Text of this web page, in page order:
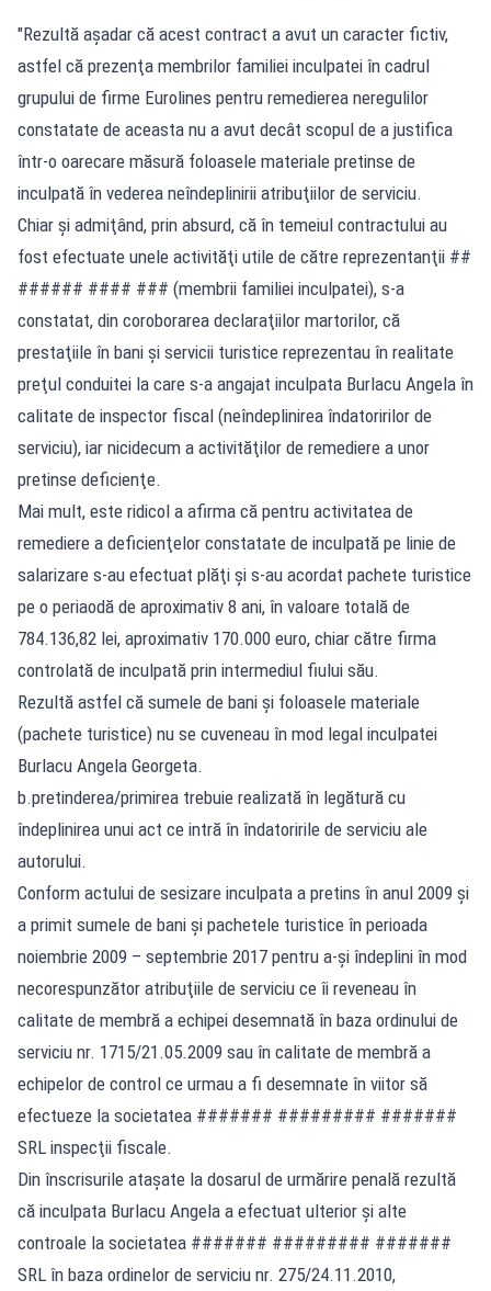
"Rezultă aşadar că acest contract a avut un caracter fictiv,
astfel că prezenţa membrilor familiei inculpatei în cadrul
grupului de firme Eurolines pentru remedierea neregulilor
constatate de aceasta nu a avut decât scopul de a justifica
într-o oarecare măsură foloasele materiale pretinse de
inculpată în vederea neîndeplinirii atribuţiilor de serviciu.
Chiar şi admiţând, prin absurd, că în temeiul contractului au
fost efectuate unele activităţi utile de către reprezentanţii ##
###### #### ### (membrii familiei inculpatei), s-a
constatat, din coroborarea declaraţiilor martorilor, că
prestaţiile în bani şi servicii turistice reprezentau în realitate
preţul conduitei la care s-a angajat inculpata Burlacu Angela în
calitate de inspector fiscal (neîndeplinirea îndatoririlor de
serviciu), iar nicidecum a activităţilor de remediere a unor
pretinse deficienţe.
Mai mult, este ridicol a afirma că pentru activitatea de
remediere a deficienţelor constatate de inculpată pe linie de
salarizare s-au efectuat plăţi şi s-au acordat pachete turistice
pe o periaodă de aproximativ 8 ani, în valoare totală de
784.136,82 lei, aproximativ 170.000 euro, chiar către firma
controlată de inculpată prin intermediul fiului său.
Rezultă astfel că sumele de bani şi foloasele materiale
(pachete turistice) nu se cuveneau în mod legal inculpatei
Burlacu Angela Georgeta.
b.pretinderea/primirea trebuie realizată în legătură cu
îndeplinirea unui act ce intră în îndatoririle de serviciu ale
autorului.
Conform actului de sesizare inculpata a pretins în anul 2009 şi
a primit sumele de bani şi pachetele turistice în perioada
noiembrie 2009 – septembrie 2017 pentru a-şi îndeplini în mod
necorespunzător atribuţiile de serviciu ce îi reveneau în
calitate de membră a echipei desemnată în baza ordinului de
serviciu nr. 1715/21.05.2009 sau în calitate de membră a
echipelor de control ce urmau a fi desemnate în viitor să
efectueze la societatea ####### ######### #######
SRL inspecţii fiscale.
Din înscrisurile ataşate la dosarul de urmărire penală rezultă
că inculpata Burlacu Angela a efectuat ulterior şi alte
controale la societatea ####### ######### #######
SRL în baza ordinelor de serviciu nr. 275/24.11.2010,